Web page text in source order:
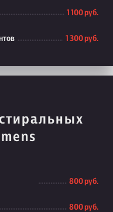
1 100 руб.
1 300 руб.
800 руб.
800 руб.